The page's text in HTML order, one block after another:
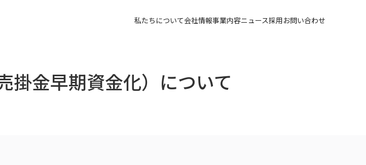
私たちについて会社情報事業内容ニュース採用お問い合わせ
掛金早期資金化）について